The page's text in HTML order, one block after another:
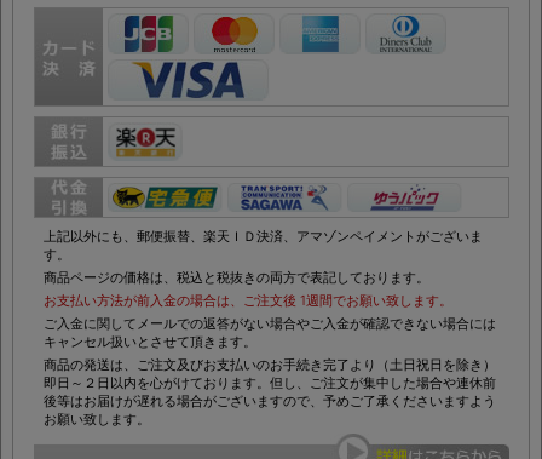
お支払い方法について
上記以外にも、郵便振替、楽天ＩＤ決済、アマゾンペイメントがございま
す。
商品ページの価格は、税込と税抜きの両方で表記しております。
お支払い方法が前入金の場合は、ご注文後 1週間でお願い致します。
ご入金に関してメールでの返答がない場合やご入金が確認できない場合には
キャンセル扱いとさせて頂きます。
商品の発送は、ご注文及びお支払いのお手続き完了より（土日祝日を除き）
即日～２日以内を心がけております。但し、ご注文が集中した場合や連休前
後等はお届けが遅れる場合がございますので、予めご了承くださいますよう
お願い致します。